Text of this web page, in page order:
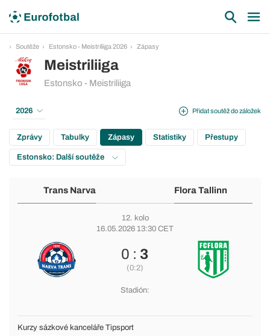
Soutěže Estonsko - Meistriliiga 2026 Zápasy
Meistriliiga
Estonsko - Meistriliiga
Přidat soutěž do záložek
2026
Zprávy Tabulky Zápasy Statistiky Přestupy
Estonsko: Další soutěže
Trans Narva Flora Tallinn
12. kolo
16.05.2026 13:30 CET
0 : 3
(0:2)
Stadión:
Kurzy sázkové kanceláře Tipsport